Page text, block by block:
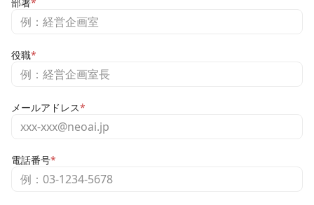
役職*
メールアドレス*
電話番号*